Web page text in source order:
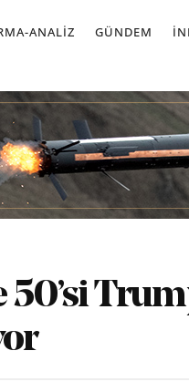
ANALIZ GÜNDEM